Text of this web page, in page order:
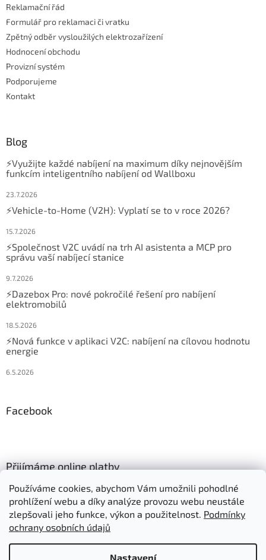
Používáme cookies, abychom Vám umožnili pohodlné
prohlížení webu a díky analýze provozu webu neustále
zlepšovali jeho funkce, výkon a použitelnost. Podmínky
ochrany osobních údajů
Nastavení
s
Reklamační řád
Formulář pro reklamaci či vratku
Zpětný odběr vysloužilých elektrozařízení
Hodnocení obchodu
Provizní systém
Podporujeme
Kontakt
Blog
⚡Využijte každé nabíjení na maximum díky nejnovějším
funkcím inteligentního nabíjení od Wallboxu
23.7.2026
⚡Vehicle-to-Home (V2H): Vyplatí se to v roce 2026?
15.7.2026
⚡Společnost V2C uvádí na trh AI asistenta a MCP pro
správu vaší nabíjecí stanice
9.7.2026
⚡Dazebox Pro: nové pokročilé řešení pro nabíjení
elektromobilů
18.5.2026
⚡Nová funkce v aplikaci V2C: nabíjení na cílovou hodnotu
energie
6.5.2026
Facebook
Přijímáme online platby